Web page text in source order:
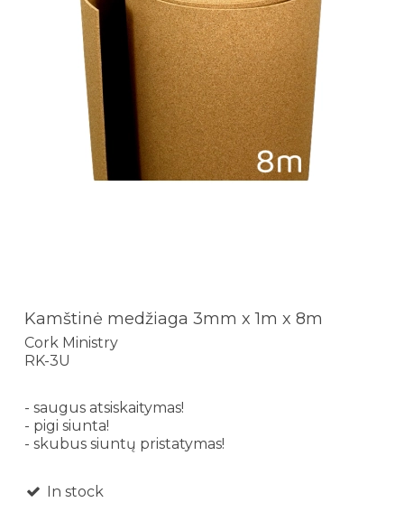
Kamštinė medžiaga 3mm x 1m x 8m
Cork Ministry
RK-3U
- saugus atsiskaitymas!
- pigi siunta!
- skubus siuntų pristatymas!
In stock